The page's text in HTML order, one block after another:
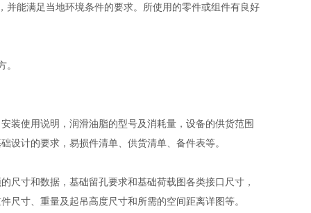
能满足当地环境条件的要求。所使用的零件或组件有良好
。
装使用说明，润滑油脂的型号及消耗量，设备的供货范围
设计的要求，易损件清单、供货清单、备件表等。
尺寸和数据，基础留孔要求和基础荷载图各类接口尺寸，
尺寸、重量及起吊高度尺寸和所需的空间距离详图等。